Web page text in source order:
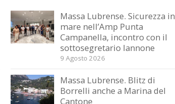
Massa Lubrense. Sicurezza in
mare nell’Amp Punta
Campanella, incontro con il
sottosegretario Iannone
9 Agosto 2026
Massa Lubrense. Blitz di
Borrelli anche a Marina del
Cantone